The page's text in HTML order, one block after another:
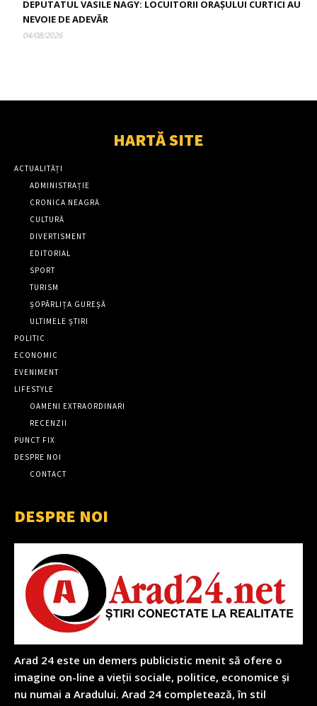
DEPUTATUL VASILE NAGY: LOCUITORII ORAȘULUI CURTICI AU
NEVOIE DE ADEVĂR
04/08/2026
HARTĂ SITE
ACTUALITĂȚI
ADMINISTRAȚIE
CRONICA NEAGRĂ
CULTURĂ
DIVERTISMENT
EDITORIAL
SPORT
TURISM
ȘOPÂRLIȚA GUREȘĂ
ULTIMELE ȘTIRI
POLITIC
ECONOMIC
EVENIMENT
LIFESTYLE
OAMENI EXTRAORDINARI
RECENZII
PUNCT FIX
DESPRE NOI
CONTACT
DESPRE NOI
Arad 24 este un demers publicistic menit să ofere o
imagine on-line a vieții sociale, politice, economice și
nu numai a Aradului. Arad 24 completează, în stil